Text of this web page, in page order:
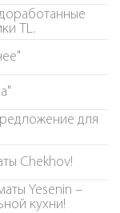
TL.
для
Chekhov!
Yesenin –
кухни!